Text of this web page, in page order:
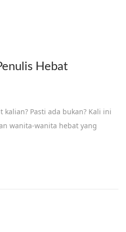
Hebat
Pasti ada bukan? Kali ini
wanita-wanita hebat yang